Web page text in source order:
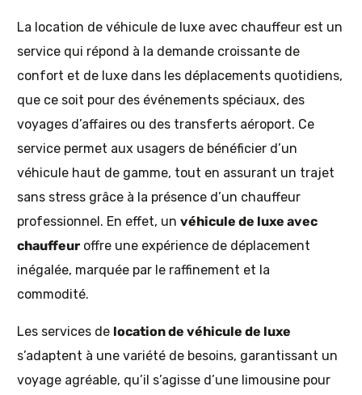
La location de véhicule de luxe avec chauffeur est un
service qui répond à la demande croissante de
confort et de luxe dans les déplacements quotidiens,
que ce soit pour des événements spéciaux, des
voyages d’affaires ou des transferts aéroport. Ce
service permet aux usagers de bénéficier d’un
véhicule haut de gamme, tout en assurant un trajet
sans stress grâce à la présence d’un chauffeur
professionnel. En effet, unvéhicule de luxe avec
chauffeur offre une expérience de déplacement
inégalée, marquée par le raffinement et la
commodité.
Les services de location de véhicule de luxe
s’adaptent à une variété de besoins, garantissant un
voyage agréable, qu’il s’agisse d’une limousine pour